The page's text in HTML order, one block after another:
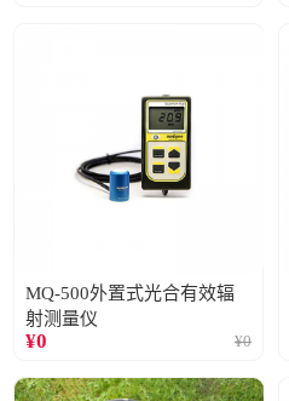
MQ-500外置式光合有效辐
射测量仪
¥0 ¥0